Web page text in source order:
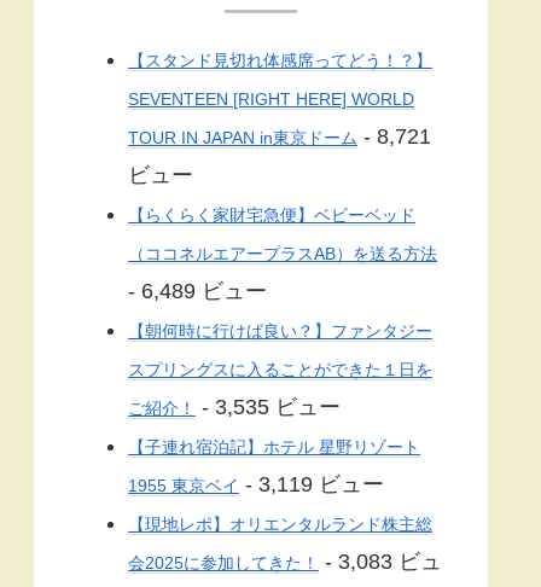
【スタンド見切れ体感席ってどう！？】
SEVENTEEN [RIGHT HERE] WORLD
TOUR IN JAPAN in東京ドーム - 8,721
ビュー
【らくらく家財宅急便】ベビーベッド
（ココネルエアープラスAB）を送る方法
- 6,489 ビュー
【朝何時に行けば良い？】ファンタジー
スプリングスに入ることができた１日を
ご紹介！
- 3,535 ビュー
【子連れ宿泊記】ホテル 星野リゾート
1955 東京ベイ - 3,119 ビュー
【現地レポ】オリエンタルランド株主総
会2025に参加してきた！
- 3,083 ビュ